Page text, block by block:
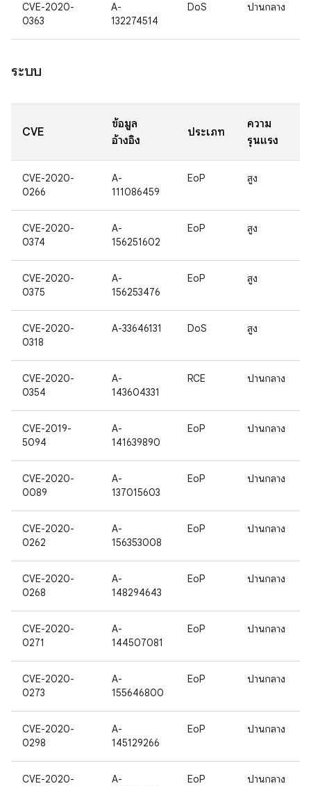
CVE-2020-
0363
A-
132274514
DoS ปานกลาง
ระบบ
CVE
ข้อมูล
อ้างอิง
ประเภท
ความ
รุนแรง
CVE-2020-
0266
A-
111086459
EoP สูง
CVE-2020-
0374
A-
156251602
EoP สูง
CVE-2020-
0375
A-
156253476
EoP สูง
CVE-2020-
0318
A-33646131 DoS สูง
CVE-2020-
0354
A-
143604331
RCE ปานกลาง
CVE-2019-
5094
A-
141639890
EoP ปานกลาง
CVE-2020-
0089
A-
137015603
EoP ปานกลาง
CVE-2020-
0262
A-
156353008
EoP ปานกลาง
CVE-2020-
0268
A-
148294643
EoP ปานกลาง
CVE-2020-
0271
A-
144507081
EoP ปานกลาง
CVE-2020-
0273
A-
155646800
EoP ปานกลาง
CVE-2020-
0298
A-
145129266
EoP ปานกลาง
CVE-2020-
A-
EoP ปานกลาง